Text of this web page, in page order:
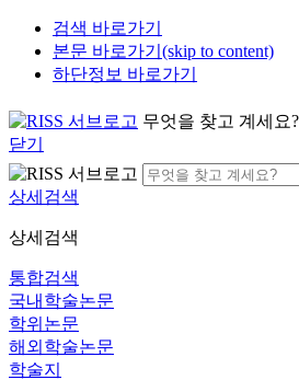
검색 바로가기
본문 바로가기(skip to content)
하단정보 바로가기
무엇을 찾고 계세요?
닫기
상세검색
상세검색
통합검색
국내학술논문
학위논문
해외학술논문
학술지